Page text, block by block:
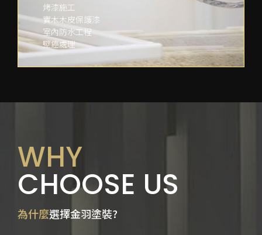
烤漆施工
實木木皮保護漆
室內防水工程
壁癌處理
WHY
CHOOSE US
為什麼選擇金羽塗裝?